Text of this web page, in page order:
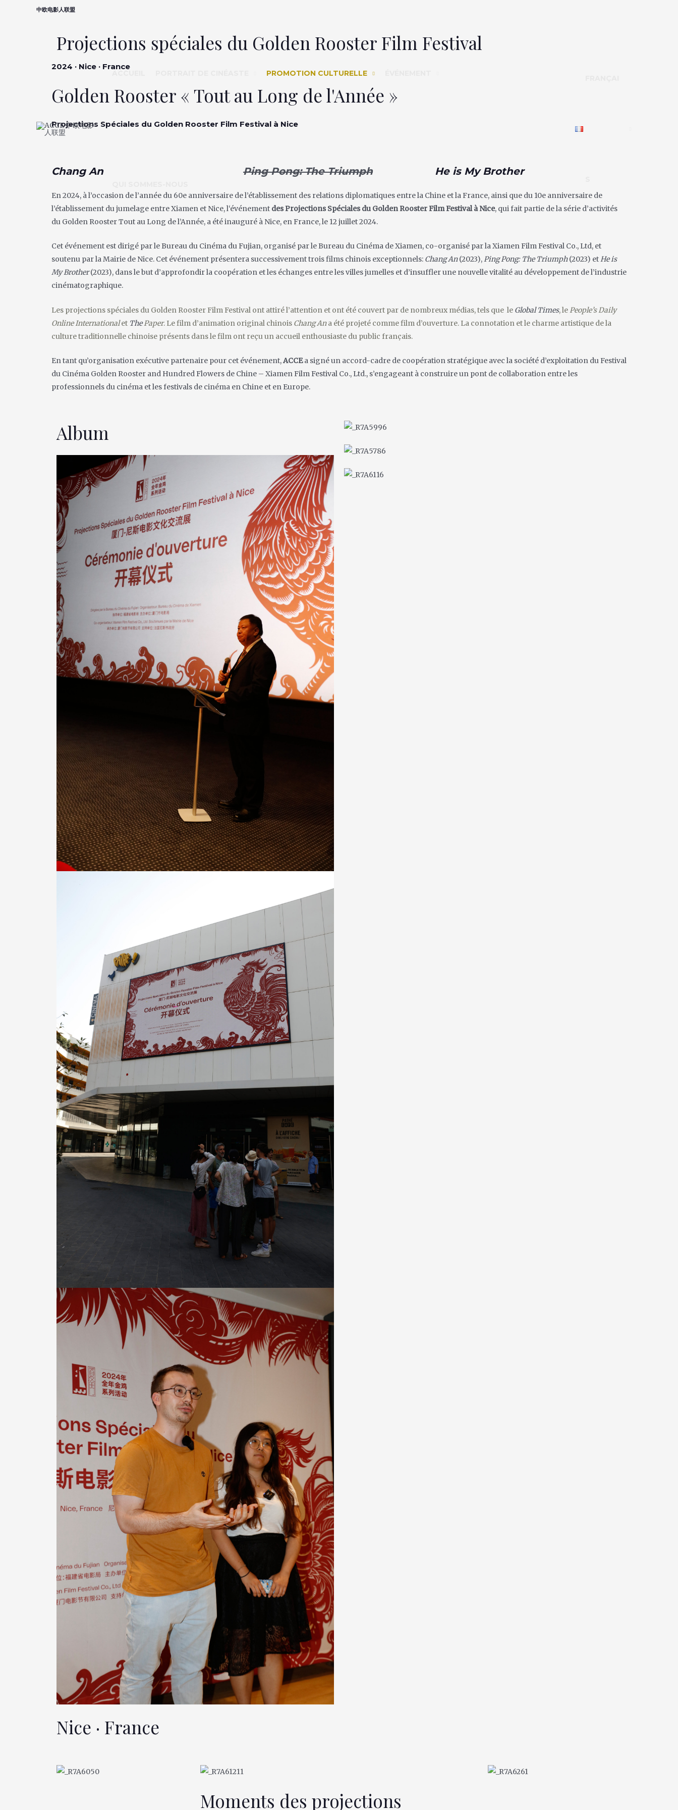
中欧电影人联盟
PROMOTION CULTURELLE
Projections spéciales du Golden Rooster Film Festival
2024 · Nice · France
Golden Rooster « Tout au Long de l'Année »
Projections Spéciales du Golden Rooster Film Festival à Nice
Chang An Ping Pong: The Triumph He is My Brother
En 2024, à l’occasion de l’année du 60e anniversaire de l’établissement des relations diplomatiques entre la Chine et la France, ainsi que du 10e anniversaire de
l’établissement du jumelage entre Xiamen et Nice, l‘événement des Projections Spéciales du Golden Rooster Film Festival à Nice, qui fait partie de la série d’activités
du Golden Rooster Tout au Long de l’Année, a été inauguré à Nice, en France, le 12 juillet 2024.
Cet événement est dirigé par le Bureau du Cinéma du Fujian, organisé par le Bureau du Cinéma de Xiamen, co-organisé par la Xiamen Film Festival Co., Ltd, et
soutenu par la Mairie de Nice. Cet événement présentera successivement trois films chinois exceptionnels: Chang An(2023),Ping Pong: The Triumph(2023) etHe is
My Brother(2023), dans le but d’approfondir la coopération et les échanges entre les villes jumelles et d’insuffler une nouvelle vitalité au développement de l’industrie
cinématographique.
Les projections spéciales du Golden Rooster Film Festival ont attiré l’attention et ont été couvert par de nombreux médias, tels que le Global Times, lePeople’s Daily
Online Internationalet ThePaper. Le film d’animation original chinois Chang Ana été projeté comme film d’ouverture. La connotation et le charme artistique de la
culture traditionnelle chinoise présents dans le film ont reçu un accueil enthousiaste du public français.
En tant qu’organisation exécutive partenaire pour cet événement,ACCEa signé un accord-cadre de coopération stratégique avec la société d’exploitation du Festival
du Cinéma Golden Rooster and Hundred Flowers de Chine – Xiamen Film Festival Co., Ltd., s’engageant à construire un pont de collaboration entre les
professionnels du cinéma et les festivals de cinéma en Chine et en Europe.
Album
Nice · France
Moments des projections